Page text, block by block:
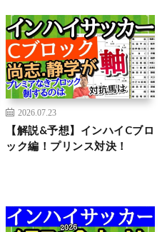
2026.07.23
【解説&予想】インハイCブロ
ック編！プリンス対決！